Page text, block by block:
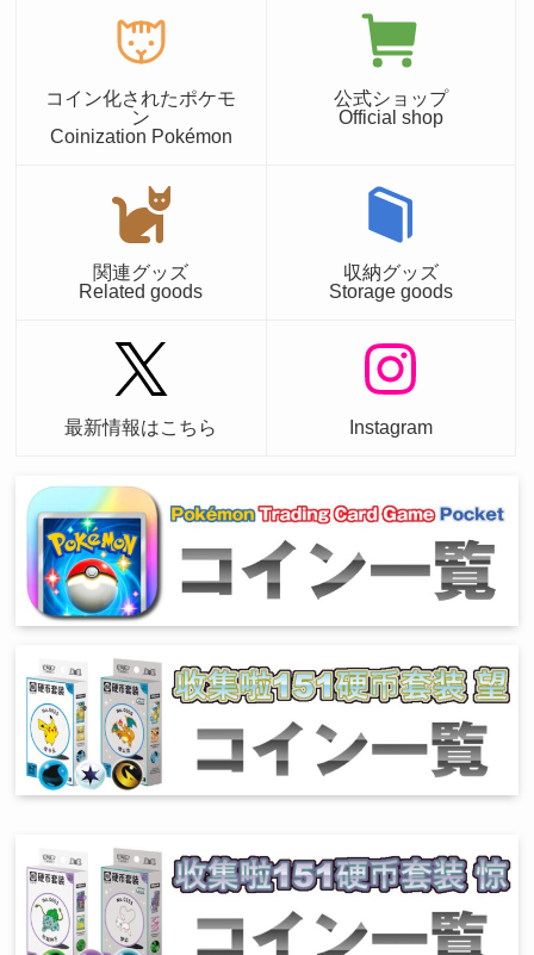
コイン化されたポケモ
ン
Coinization Pokémon
公式ショップ
Official shop
関連グッズ
Related goods
収納グッズ
Storage goods
最新情報はこちら Instagram